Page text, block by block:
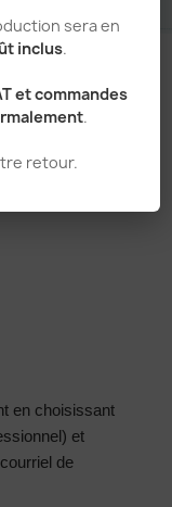
sera en
inclus.
et commandes
.
retour.
en choisissant
et
de